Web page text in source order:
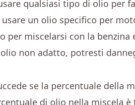
qualsiasi tipo di olio per
usare un olio specifico per
per miscelarsi con la benzina
non adatto, potresti
se la percentuale della
di olio nella miscela è